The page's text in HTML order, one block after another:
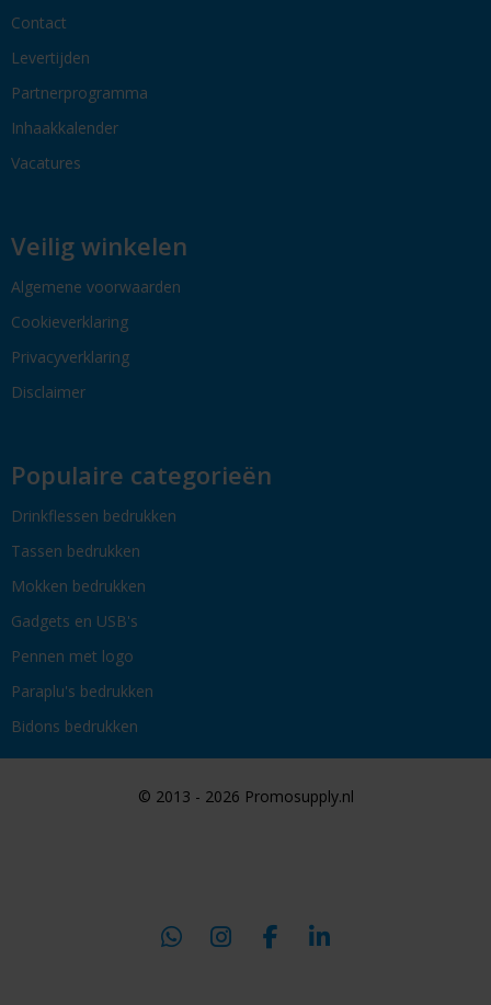
Contact
Levertijden
Partnerprogramma
Inhaakkalender
Vacatures
Veilig winkelen
Algemene voorwaarden
Cookieverklaring
Privacyverklaring
Disclaimer
Populaire categorieën
Drinkflessen bedrukken
Tassen bedrukken
Mokken bedrukken
Gadgets en USB's
Pennen met logo
Paraplu's bedrukken
Bidons bedrukken
© 2013 - 2026 Promosupply.nl